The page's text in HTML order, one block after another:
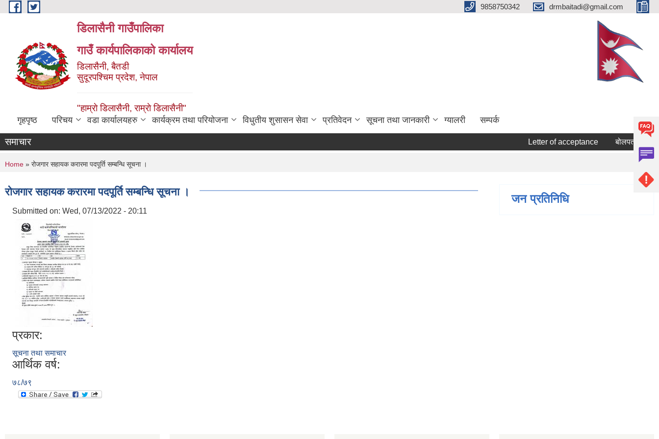
Skip to main content 9858750342 drmbaitadi@gmail.com
डिलासैनी गाउँपालिका
गाउँ कार्यपालिकाको कार्यालय
डिलासैनी, बैतडी
सुदूरपश्चिम प्रदेश, नेपाल
"हाम्राे डिलासैनी, राम्राे डिलासैनी"
गृहपृष्ठ परिचय वडा कार्यालयहरु कार्यक्रम तथा परियोजना विधुतीय शुसासन सेवा प्रतिवेदन सूचना तथा जानकारी ग्यालरी सम्पर्क
समाचार Letter of acceptance बोलपत्र स्वीकृत
You are here
Home » रोजगार सहायक करारमा पदपूर्ति सम्बन्धि सूचना ।
रोजगार सहायक करारमा पदपूर्ति सम्बन्धि सूचना ।
Submitted on: Wed, 07/13/2022 - 20:11
प्रकार:
सूचना तथा समाचार
आर्थिक वर्ष:
७८/७९
जन प्रतिनिधि